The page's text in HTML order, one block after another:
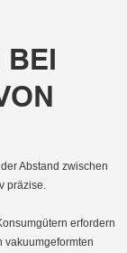
BEI
Abstand zwischen
präzise.
erfordern
vakuumgeformten